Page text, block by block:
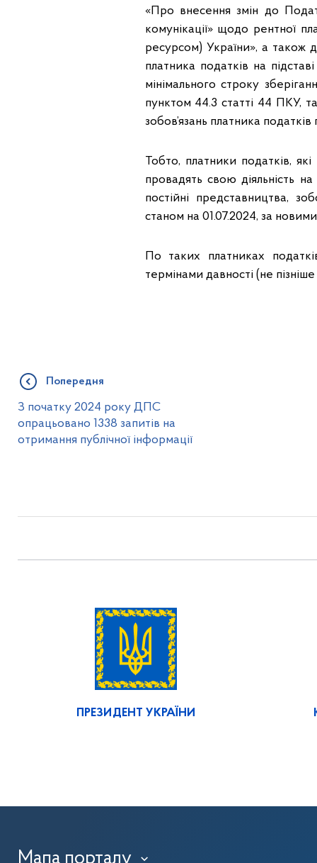
«Про внесення змін до
комунікації» щодо рентної
ресурсом) України», а також
платника податків на
мінімального строку
пунктом 44.3 статті 44 ПКУ,
зобов’язань платника
Тобто, платники податків,
провадять свою діяльність
постійні представництва,
станом на 01.07.2024, за
По таких платниках
термінами давності (не
Попередня
З початку 2024 року ДПС
опрацьовано 1338 запитів на
отримання публічної інформації
ПРЕЗИДЕНТ УКРАЇНИ
Мапа порталу ›